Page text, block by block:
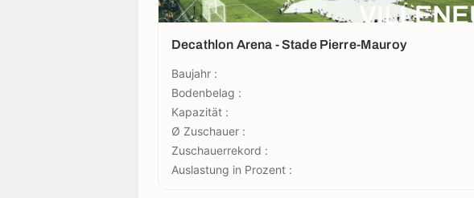
Decathlon Arena - Stade Pierre-Mauroy
Baujahr :
Bodenbelag :
Kapazität :
Ø Zuschauer :
Zuschauerrekord :
Auslastung in Prozent :